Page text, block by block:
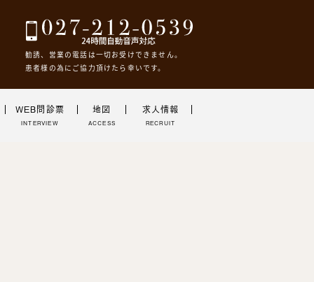
勧誘、営業の電話は一切お受けできません。
患者様の為にご協力頂けたら幸いです。
WEB問診票
INTERVIEW
地図
ACCESS
求人情報
RECRUIT